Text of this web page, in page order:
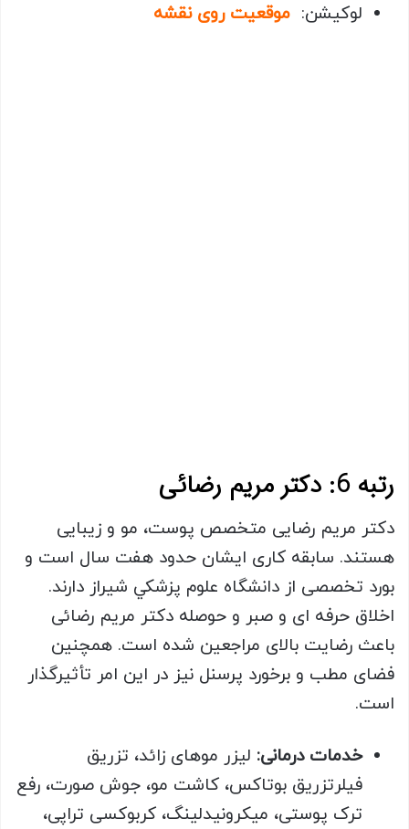
لوکیشن: موقعیت روی نقشه
رتبه 6: دکتر مریم رضائی
دکتر مریم رضایی متخصص پوست، مو و زیبایی
هستند. سابقه کاری ایشان حدود هفت سال است و
بورد تخصصی از دانشگاه علوم پزشكي شيراز دارند.
اخلاق حرفه ای و صبر و حوصله دکتر مریم رضائی
باعث رضایت بالای مراجعین شده است. همچنین
فضای مطب و برخورد پرسنل نیز در این امر تأثیرگذار
است.
خدمات درمانی: لیزر موهای زائد، تزریق
فیلرتزریق بوتاکس، کاشت مو، جوش صورت، رفع
ترک پوستی، میکرونیدلینگ، کربوکسی تراپی،